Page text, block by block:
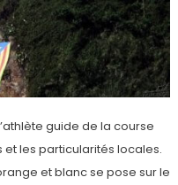
guide de la course
les particularités locales.
et blanc se pose sur le